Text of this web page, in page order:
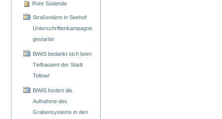
Rohr Südende
Straßenlärm in Seehof:
Unterschriftenkampagne
gestartet
BiWiS bedankt sich beim
Tiefbauamt der Stadt
Teltow!
BiWiS fordert die
Aufnahme des
Grabensystems in den